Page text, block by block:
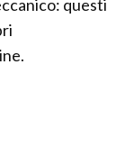
questi